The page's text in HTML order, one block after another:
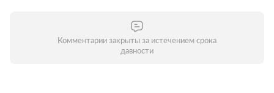
Комментарии закрыты за истечением срока
давности